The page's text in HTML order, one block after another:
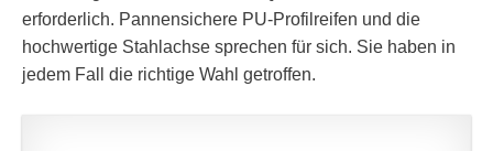
erforderlich. Pannensichere PU-Profilreifen und die
hochwertige Stahlachse sprechen für sich. Sie haben in
jedem Fall die richtige Wahl getroffen.